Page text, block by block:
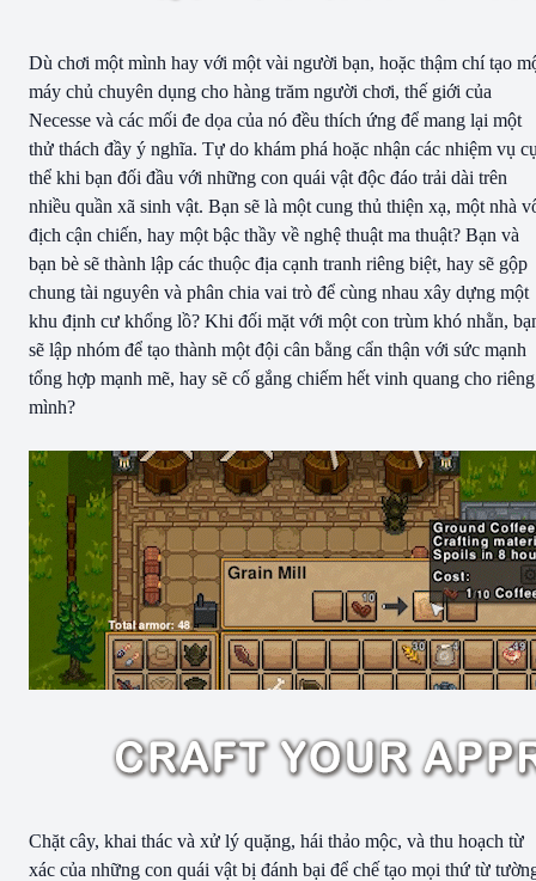
Dù chơi một mình hay với một vài người bạn, hoặc thậm chí tạo
máy chủ chuyên dụng cho hàng trăm người chơi, thế giới của
Necesse và các mối đe dọa của nó đều thích ứng để mang lại một
thử thách đầy ý nghĩa. Tự do khám phá hoặc nhận các nhiệm vụ
thể khi bạn đối đầu với những con quái vật độc đáo trải dài trên
nhiều quần xã sinh vật. Bạn sẽ là một cung thủ thiện xạ, một nhà
địch cận chiến, hay một bậc thầy về nghệ thuật ma thuật? Bạn và
bạn bè sẽ thành lập các thuộc địa cạnh tranh riêng biệt, hay sẽ gộp
chung tài nguyên và phân chia vai trò để cùng nhau xây dựng một
khu định cư khổng lồ? Khi đối mặt với một con trùm khó nhằn,
sẽ lập nhóm để tạo thành một đội cân bằng cẩn thận với sức mạnh
tổng hợp mạnh mẽ, hay sẽ cố gắng chiếm hết vinh quang cho riêng
mình?
Chặt cây, khai thác và xử lý quặng, hái thảo mộc, và thu hoạch từ
xác của những con quái vật bị đánh bại để chế tạo mọi thứ từ